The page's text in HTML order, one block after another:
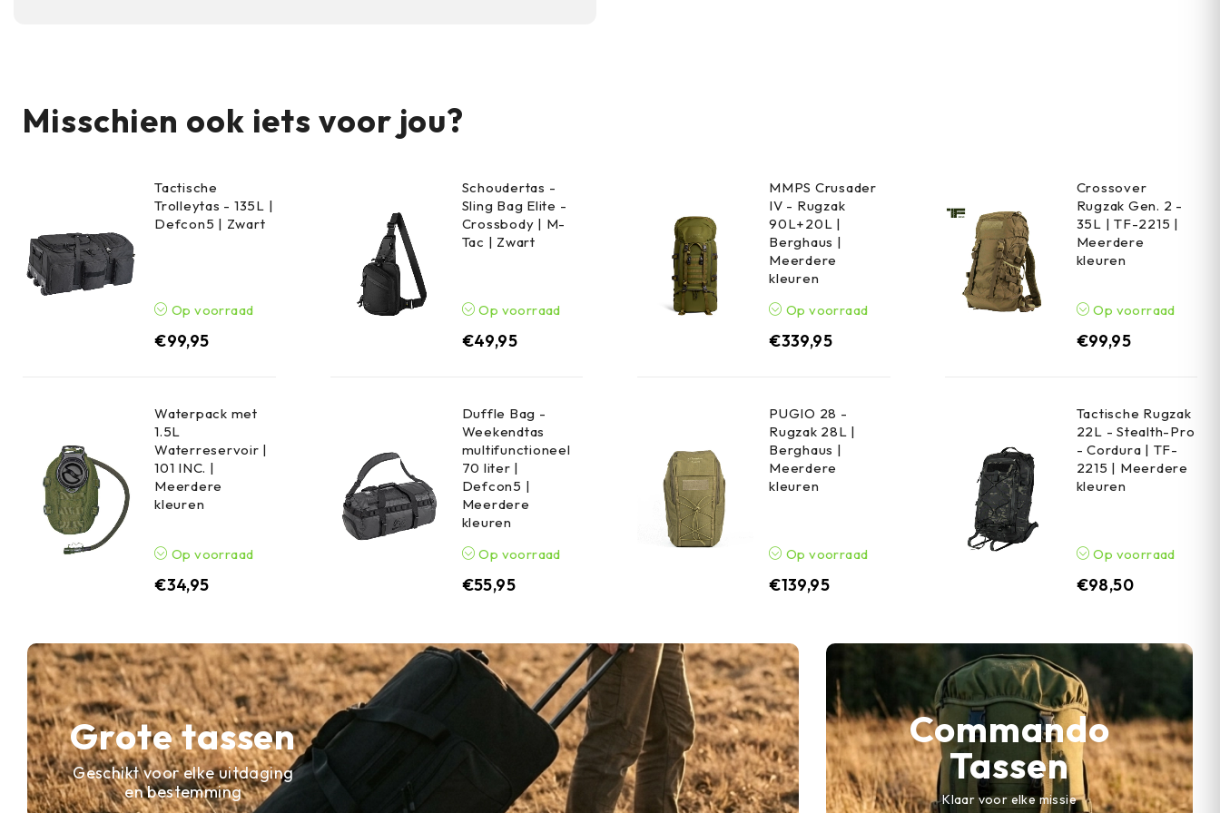
Misschien ook iets voor jou?
Tactische
Trolleytas - 135L |
Defcon5 | Zwart
Op voorraad
€99,95
Schoudertas -
Sling Bag Elite -
Crossbody | M-
Tac | Zwart
Op voorraad
€49,95
MMPS Crusader
IV - Rugzak
90L+20L |
Berghaus |
Meerdere
kleuren
Op voorraad
€339,95
Crossover
Rugzak Gen. 2 -
35L | TF-2215 |
Meerdere
kleuren
Op voorraad
€99,95
Waterpack met
1.5L
Waterreservoir |
101 INC. |
Meerdere
kleuren
Op voorraad
€34,95
Duffle Bag -
Weekendtas
multifunctioneel
70 liter |
Defcon5 |
Meerdere
kleuren
Op voorraad
€55,95
PUGIO 28 -
Rugzak 28L |
Berghaus |
Meerdere
kleuren
Op voorraad
€139,95
Tactische Rugzak
22L - Stealth-Pro
- Cordura | TF-
2215 | Meerdere
kleuren
Op voorraad
€98,50
Grote tassen
Geschikt voor elke uitdaging
en bestemming
Commando
Tassen
Klaar voor elke missie